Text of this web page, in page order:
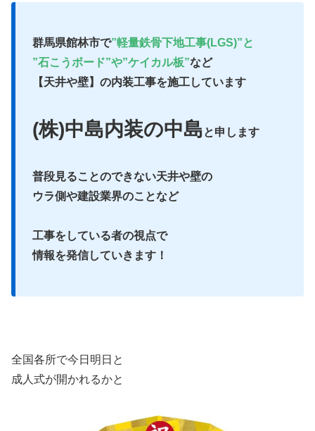
群馬県館林市で”軽量鉄骨下地工事(LGS)”と
”石こうボード”や”ケイカル板”など
【天井や壁】の内装工事を施工しています
(株)中島内装の中島 と申します
普段見ることのできない天井や壁の
ウラ側や建設業界のことなど
工事をしている者の視点で
情報を発信していきます！
全国各所で今日明日と
成人式が開かれるかと